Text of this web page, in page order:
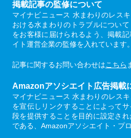
掲載記事の監修について
マイナビニュース 水まわりのレス
おける水まわりのトラブルについて
をお客様に届けられるよう、掲載
イト運営企業の監修を入れています。
記事に関するお問い合わせはこちら
Amazonアソシエイト広告掲載
マイナビニュース 水まわりのレス
を宣伝しリンクすることによって
段を提供することを目的に設定さ
である、Amazonアソシエイト・プ